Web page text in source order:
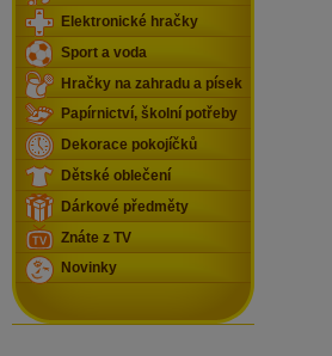
Elektronické hračky
Sport a voda
Hračky na zahradu a písek
Papírnictví, školní potřeby
Dekorace pokojíčků
Dětské oblečení
Dárkové předměty
Znáte z TV
Novinky